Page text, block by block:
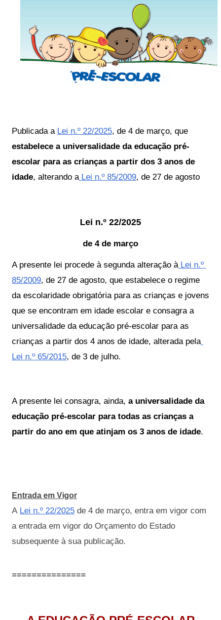
Publicada a Lei n.º 22/2025
estabelece a universalidade da educação pré-
escolar para as crianças a partir dos 3 anos de
idade, alterando a Lei n.º 85/2009, de 27 de agosto
Lei n.º 22/2025
de 4 de março
A presente lei procede à segunda alteração à Lei n.º
85/2009, de 27 de agosto, que estabelece o regime
da escolaridade obrigatória para as crianças e jovens
que se encontram em idade escolar e consagra a
universalidade da educação pré-escolar para as
crianças a partir dos 4 anos de idade, alterada pela
Lei n.º 65/2015, de 3 de julho.
A presente lei consagra, ainda, a universalidade da
educação pré-escolar para todas as crianças a
partir do ano em que atinjam os 3 anos de idade.
Entrada em Vigor
A Lei n.º 22/2025 de 4 de março, entra em vigor com
a entrada em vigor do Orçamento do Estado
subsequente à sua publicação.
===============